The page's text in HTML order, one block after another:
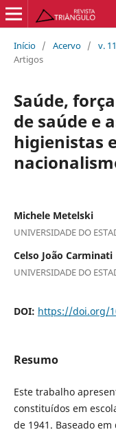
Início / Acervo / v.
Artigos
Saúde,
de saúde e
higienistas
Michele Metelski
UNIVERSIDADE DO
Celso João Carminati
UNIVERSIDADE DO
DOI: https://doi.org/
Resumo
Este trabalho
constituídos em
de 1941. Baseado